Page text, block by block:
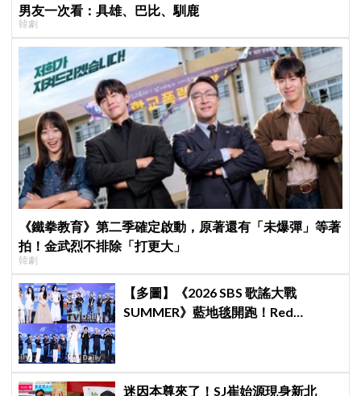
男友一次看：具雄、巴比、馴鹿
韓劇
《鐵拳教育》第二季確定啟動，原著還有「未爆彈」等著
拍！金武烈不排除「打更大」
韓劇
【多圖】《2026 SBS 歌謠大戰
SUMMER》藍地毯開跑！Red
迷因本尊來了！SJ崔始源現身新北